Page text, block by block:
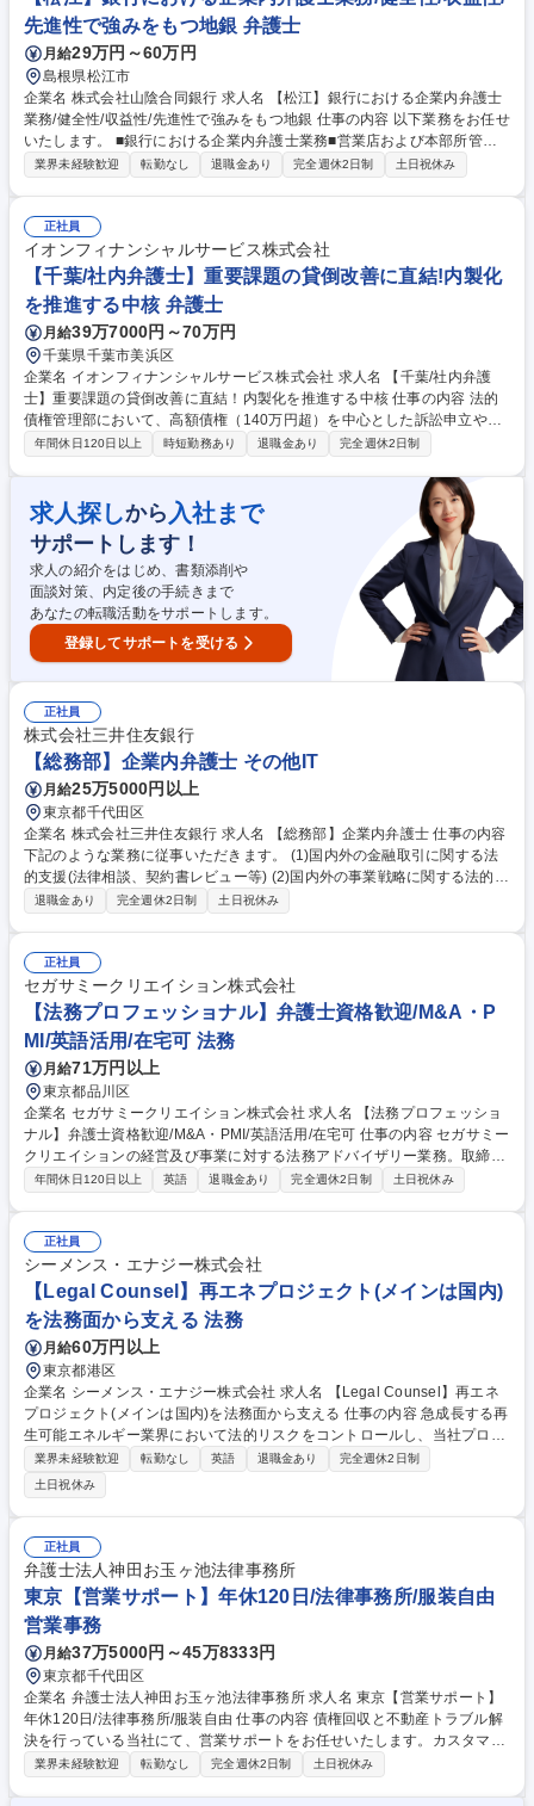
先進性で強みをもつ地銀 弁護士
月給29万円～60万円
島根県松江市
企業名 株式会社山陰合同銀行 求人名 【松江】銀行における企業内弁護士
業務/健全性/収益性/先進性で強みをもつ地銀 仕事の内容 以下業務をお任せ
いたします。 ■銀行における企業内弁護士業務■営業店および本部所管部
からの法務相談に対するアドバイス■顧客対応等における法的なアドバイ
業務/健全性/収益性/先進性で強みをもつ地銀
業界未経験歓迎 転勤なし 退職金あり 完全週休2日制 土日祝休み
正社員
イオンフィナンシャルサービス株式会社
【千葉/社内弁護士】重要課題の貸倒改善に直結!内製化
を推進する中核 弁護士
月給39万7000円～70万円
千葉県千葉市美浜区
企業名 イオンフィナンシャルサービス株式会社 求人名 【千葉/社内弁護
士】重要課題の貸倒改善に直結！内製化を推進する中核 仕事の内容 法的
債権管理部において、高額債権（140万円超）を中心とした訴訟申立や回
収業務、弁護士名による督促文書の作成・運用、相続人調査などの内製
（140万円超）を中心とした訴訟申立および回収業務 ■弁護士名による督
促文書の作成・運用による内製化の推進 ■相続人調査および回収手続の実
行 ■回収プロセスの改善および貸倒削減施策の企画・実行・訴訟申立 ■回
収戦略の立案・実行 募集職種 【千葉/社内弁護士】重要課題の貸倒改善に
直結！内製化を推進する中核
年間休日120日以上 時短勤務あり 退職金あり 完全週休2日制
求人探しから 入社まで
サポートします！
求人の紹介をはじめ、書類添削や
面談対策、内定後の手続きまで
あなたの転職活動をサポートします。
登録してサポートを受ける
正社員
株式会社三井住友銀行
【総務部】企業内弁護士 その他IT
月給25万5000円以上
東京都千代田区
企業名 株式会社三井住友銀行 求人名 【総務部】企業内弁護士 仕事の内容
下記のような業務に従事いただきます。 (1)国内外の金融取引に関する法
的支援(法律相談、契約書レビュー等) (2)国内外の事業戦略に関する法的検
討(買収、新会社設立、業務提携等) (3)法改正対応、デジタルマネーやSD
かかる意見発信(法制審議会での意見具申や雑誌寄稿を含む) (7)社内の法務
教育(法務情報の発信、実務勉強会等) 募集職種 【総務部】企業内弁護士
退職金あり 完全週休2日制 土日祝休み
正社員
セガサミークリエイション株式会社
【法務プロフェッショナル】弁護士資格歓迎/M&A・P
MI/英語活用/在宅可 法務
月給71万円以上
東京都品川区
企業名 セガサミークリエイション株式会社 求人名 【法務プロフェッショ
ナル】弁護士資格歓迎/M&A・PMI/英語活用/在宅可 仕事の内容 セガサミー
クリエイションの経営及び事業に対する法務アドバイザリー業務。取締役
会運営支援、契約交渉、M&A・PMI対応など、グローバルな法務業務全般
役会等の意思決定会議体の運営支援、契約書作成・審査・交渉（日英双
方）、訴訟・紛争対応、M&A・PMI、投資案件、新規事業等の重要案件対
応、外部法律事務所のマネジメント、関連法規・法制度のモニタリング等
を担当いただきます。 募集職種 【法務プロフェッショナル】弁護士資格
歓迎/M&A・PMI/英語活用/在宅可
年間休日120日以上 英語 退職金あり 完全週休2日制 土日祝休み
正社員
シーメンス・エナジー株式会社
【Legal Counsel】再エネプロジェクト(メインは国内)
を法務面から支える 法務
月給60万円以上
東京都港区
企業名 シーメンス・エナジー株式会社 求人名 【Legal Counsel】再エネ
プロジェクト(メインは国内)を法務面から支える 仕事の内容 急成長する再
生可能エネルギー業界において法的リスクをコントロールし、当社プロジ
ェクト（メインは国内）を成功へと導くポジション。具体的には以下を担
当いただきます。 ●プロジェクト契約および商務サポート：NDA、タービ
ン供給契約、サービス・保証契約、予備品契約、親会社保証、ボンド、直
接契約などに関する社内部門へのアドバイス、起草、交渉、管理。 ●全般
的な法務アドバイザリー：IP/IT、企業法務、訴訟、M&A、事業売却、契
約・クレーム管理など、随時発生する多様な法的課題に対するサポートの
提供。 ●コンプライアンスの牽引 募集職種 【Legal Counsel】再エネプロ
ジェクト(メインは国内)を法務面から支える
業界未経験歓迎 転勤なし 英語 退職金あり
完全週休2日制
土日祝休み
正社員
弁護士法人神田お玉ヶ池法律事務所
東京【営業サポート】年休120日/法律事務所/服装自由
営業事務
月給37万5000円～45万8333円
東京都千代田区
企業名 弁護士法人神田お玉ヶ池法律事務所 求人名 東京【営業サポート】
年休120日/法律事務所/服装自由 仕事の内容 債権回収と不動産トラブル解
決を行っている当社にて、営業サポートをお任せいたします。カスタマー
サクセスチームに所属し、報告書作成補助やデータ管理等を通じた業務効
業界未経験歓迎 転勤なし 完全週休2日制 土日祝休み